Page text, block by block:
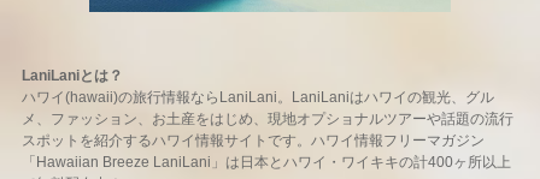
LaniLaniとは？
ハワイ(hawaii)の旅行情報ならLaniLani。LaniLaniはハワイの観光、グル
メ、ファッション、お土産をはじめ、現地オプショナルツアーや話題の流行
スポットを紹介するハワイ情報サイトです。ハワイ情報フリーマガジン
「Hawaiian Breeze LaniLani」は日本とハワイ・ワイキキの計400ヶ所以上